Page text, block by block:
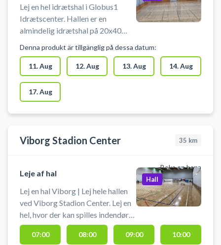
er omklædningsrum. Prisen er inkl.
leje af bat og bolde.
Lej en hel idrætshal i Globus1
Idrætscenter. Hallen er en
almindelig idrætshal på 20x40
som indendørs fodboldbane med
bander. Man skal bruge
indendørssko. Anlægget er
bemandet. Der er omklædning.
#Book-indendørs-fodbold #Spil-
indendørs-fodbold #Indendørs-
Aarhus
Denna produkt är tillgänglig på dessa datum:
11. Aug 12. Aug 13. Aug 14. Aug
17. Aug
Viborg Stadion Center 35 km
Boka en bana
Leje af hal
Lej en hal Viborg | Lej hele hallen
ved Viborg Stadion Center. Lej en
hel, hvor der kan spilles indendørs
fodbold, håndbold, volleyball,
badminton, pickleball og leges i
Hall
07:00 08:00 09:00 10:00